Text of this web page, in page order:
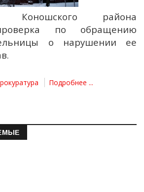
Коношского района
по обращению
о нарушении ее
Подробнее ...